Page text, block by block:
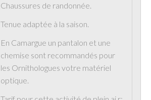
Chaussures de randonnée.
Tenue adaptée à la saison.
En Camargue un pantalon et une
chemise sont recommandés pour
les Ornithologues votre matériel
optique.